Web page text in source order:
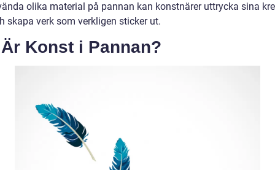
olika material på pannan kan konstnärer uttrycka sina
skapa verk som verkligen sticker ut.
Konst i Pannan?